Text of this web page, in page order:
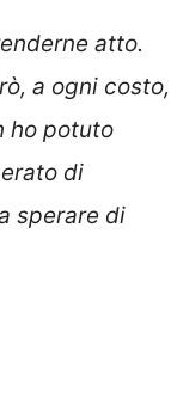
atto.
a ogni costo,
ho potuto
di
sperare di